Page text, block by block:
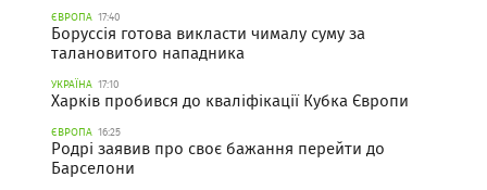
ЄВРОПА 17:40
Боруссія готова викласти чималу суму за
талановитого нападника
УКРАЇНА 17:10
Харків пробився до кваліфікації Кубка Європи
ЄВРОПА 16:25
Родрі заявив про своє бажання перейти до
Барселони